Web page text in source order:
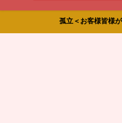
孤立＜お客様皆様